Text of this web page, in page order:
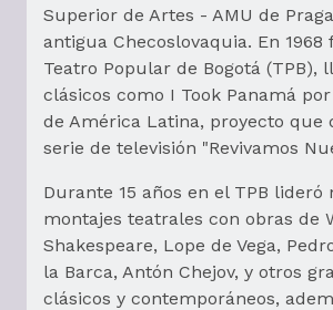
Superior de Artes - AMU de
antigua Checoslovaquia. En 1968
Teatro Popular de Bogotá (TPB),
clásicos como I Took Panamá
de América Latina, proyecto que
serie de televisión "Revivamos
Durante 15 años en el TPB lideró
montajes teatrales con obras de
Shakespeare, Lope de Vega,
la Barca, Antón Chejov, y otros
clásicos y contemporáneos,